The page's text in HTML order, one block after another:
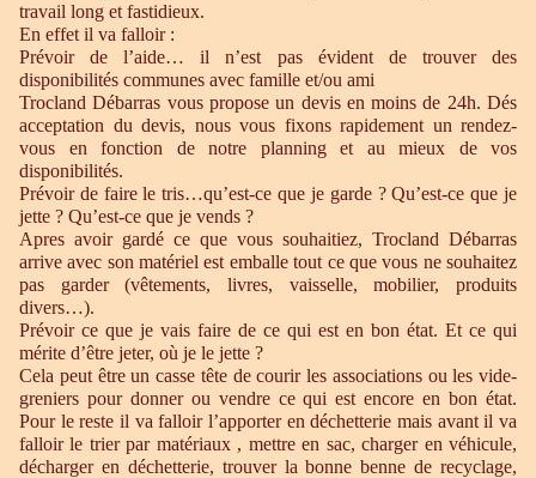
travail long et fastidieux.
En effet il va falloir :
Prévoir de l’aide… il n’est pas évident de trouver des
disponibilités communes avec famille et/ou ami
Trocland Débarras vous propose un devis en moins de 24h. Dés
acceptation du devis, nous vous fixons rapidement un rendez-
vous en fonction de notre planning et au mieux de vos
disponibilités.
Prévoir de faire le tris…qu’est-ce que je garde ? Qu’est-ce que je
jette ? Qu’est-ce que je vends ?
Apres avoir gardé ce que vous souhaitiez, Trocland Débarras
arrive avec son matériel est emballe tout ce que vous ne souhaitez
pas garder (vêtements, livres, vaisselle, mobilier, produits
divers…).
Prévoir ce que je vais faire de ce qui est en bon état. Et ce qui
mérite d’être jeter, où je le jette ?
Cela peut être un casse tête de courir les associations ou les vide-
greniers pour donner ou vendre ce qui est encore en bon état.
Pour le reste il va falloir l’apporter en déchetterie mais avant il va
falloir le trier par matériaux , mettre en sac, charger en véhicule,
décharger en déchetterie, trouver la bonne benne de recyclage,